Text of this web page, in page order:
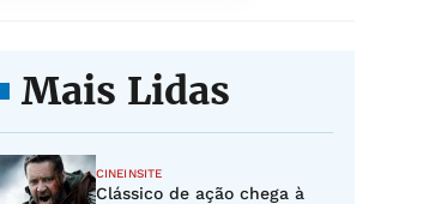
Mais Lidas
CINEINSITE
Clássico de ação chega à